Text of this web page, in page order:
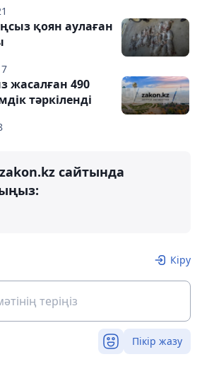
қоян аулаған
жасалған 490
тәркіленді
сайтында
Кіру
Пікір жазу